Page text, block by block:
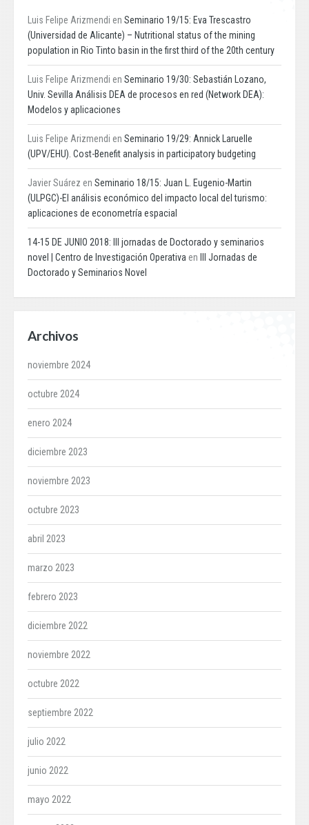
Luis Felipe Arizmendi en Seminario 19/15: Eva Trescastro
(Universidad de Alicante) – Nutritional status of the mining
population in Rio Tinto basin in the first third of the 20th century
Luis Felipe Arizmendi en Seminario 19/30: Sebastián Lozano,
Univ. Sevilla Análisis DEA de procesos en red (Network DEA):
Modelos y aplicaciones
Luis Felipe Arizmendi en Seminario 19/29: Annick Laruelle
(UPV/EHU). Cost-Benefit analysis in participatory budgeting
Javier Suárez en Seminario 18/15: Juan L. Eugenio-Martin
(ULPGC)-El análisis económico del impacto local del turismo:
aplicaciones de econometría espacial
14-15 DE JUNIO 2018: III jornadas de Doctorado y seminarios
novel | Centro de Investigación Operativa en
III Jornadas de
Doctorado y Seminarios Novel
Archivos
noviembre 2024
octubre 2024
enero 2024
diciembre 2023
noviembre 2023
octubre 2023
abril 2023
marzo 2023
febrero 2023
diciembre 2022
noviembre 2022
octubre 2022
septiembre 2022
julio 2022
junio 2022
mayo 2022